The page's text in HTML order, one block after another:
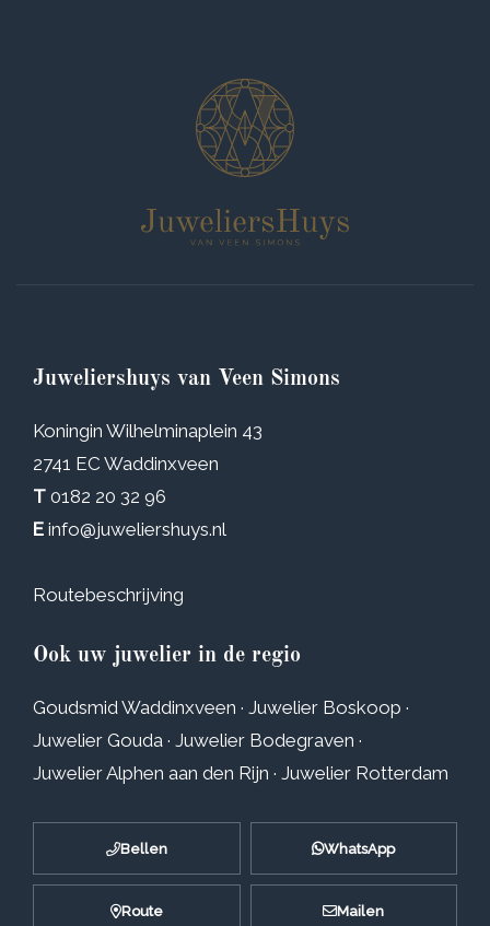
Juweliershuys van Veen Simons
Koningin Wilhelminaplein 43
2741 EC Waddinxveen
T 0182 20 32 96
E info@juweliershuys.nl
Routebeschrijving
Ook uw juwelier in de regio
Goudsmid Waddinxveen · Juwelier Boskoop ·
Juwelier Gouda · Juwelier Bodegraven ·
Juwelier Alphen aan den Rijn · Juwelier Rotterdam
Bellen WhatsApp
Route Mailen